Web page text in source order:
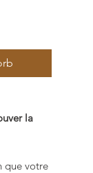
la
que votre